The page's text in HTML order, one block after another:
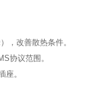
改善散热条件。
协议范围。
。